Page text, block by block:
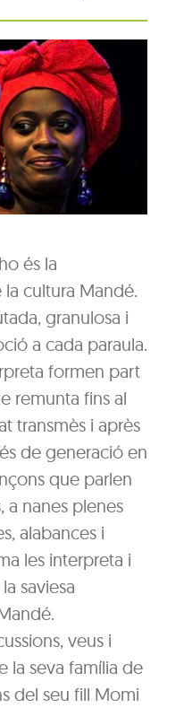
és la
cultura Mandé.
granulosa i
a cada paraula.
formen part
remunta fins al
transmès i après
de generació en
que parlen
a nanes plenes
alabances i
les interpreta i
saviesa
veus i
la seva família de
del seu fill Momi